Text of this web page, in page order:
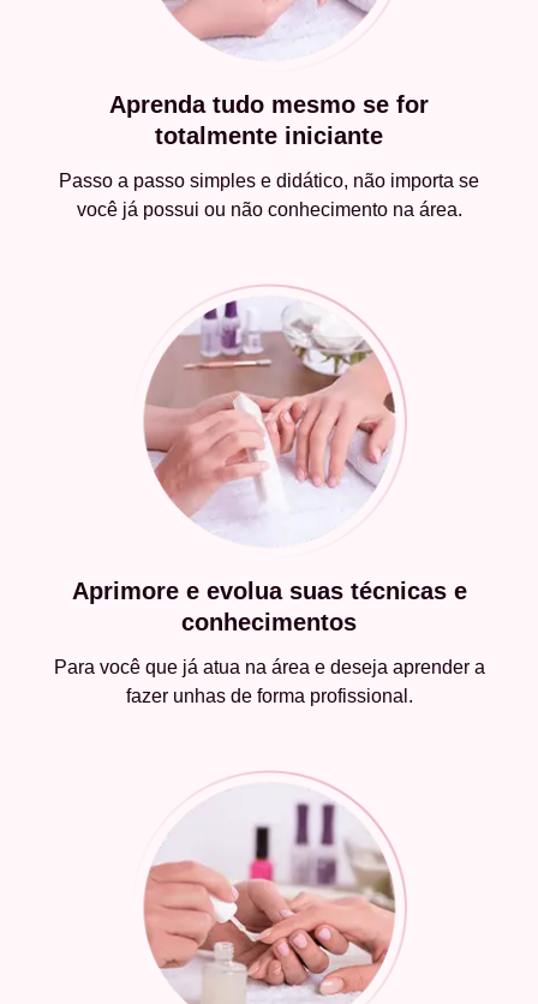
Aprenda tudo mesmo se for
totalmente iniciante
Passo a passo simples e didático, não importa se
você já possui ou não conhecimento na área.
Aprimore e evolua suas técnicas e
conhecimentos
Para você que já atua na área e deseja aprender a
fazer unhas de forma profissional.